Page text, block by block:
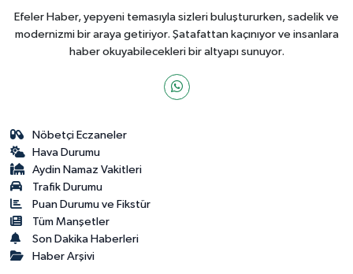
Efeler Haber, yepyeni temasıyla sizleri buluştururken, sadelik ve
modernizmi bir araya getiriyor. Şatafattan kaçınıyor ve insanlara
haber okuyabilecekleri bir altyapı sunuyor.
Nöbetçi Eczaneler
Hava Durumu
Aydin Namaz Vakitleri
Trafik Durumu
Puan Durumu ve Fikstür
Tüm Manşetler
Son Dakika Haberleri
Haber Arşivi